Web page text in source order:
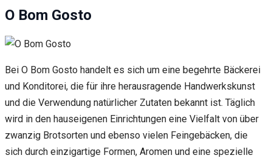
O Bom Gosto
Bei O Bom Gosto handelt es sich um eine begehrte Bäckerei
und Konditorei, die für ihre herausragende Handwerkskunst
und die Verwendung natürlicher Zutaten bekannt ist. Täglich
wird in den hauseigenen Einrichtungen eine Vielfalt von über
zwanzig Brotsorten und ebenso vielen Feingebäcken, die
sich durch einzigartige Formen, Aromen und eine spezielle